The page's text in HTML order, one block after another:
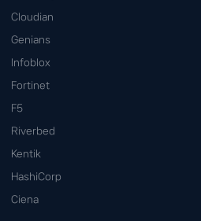
Cloudian
Genians
Infoblox
Fortinet
F5
Riverbed
Kentik
HashiCorp
Ciena